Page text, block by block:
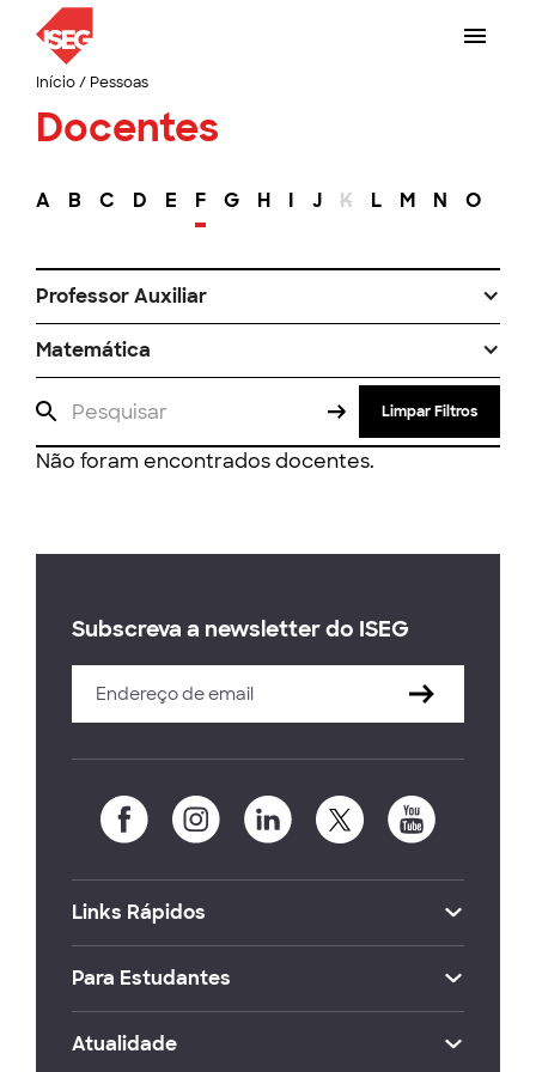
Início/ Pessoas
Docentes
A B C D E F G H I J K L M N O
Professor Auxiliar
Matemática
Limpar Filtros
Não foram encontrados docentes.
Subscreva a newsletter do ISEG
Links Rápidos
Para Estudantes
Atualidade